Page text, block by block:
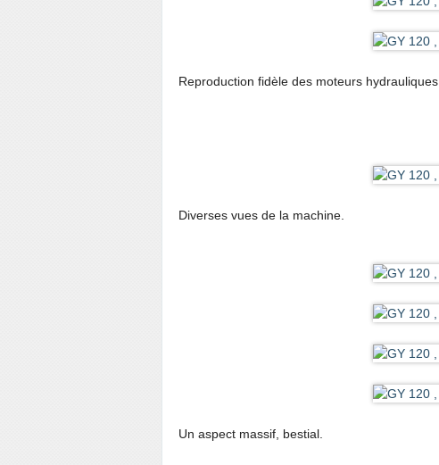
Reproduction fidèle des moteurs hydrauliques
Diverses vues de la machine.
Un aspect massif, bestial.